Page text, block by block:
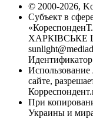
© 2000-2026,
Субъект в
ХАРКІВСЬКЕ
сайте,
При
Украины и